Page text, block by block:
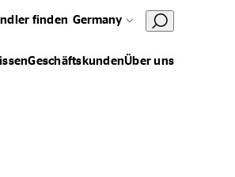
finden Germany
GeschäftskundenÜber uns